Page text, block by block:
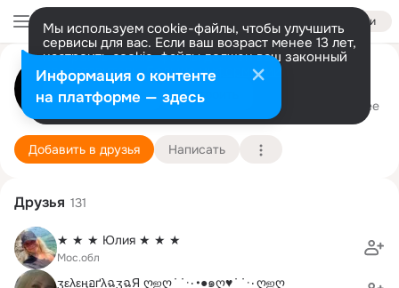
Войти
Мы используем cookie-файлы, чтобы улучшить
сервисы для вас. Если ваш возраст менее 13 лет,
настроить cookie-файлы должен ваш законный
представитель. Больше информации
Разрешить все Настроить
Олег Швеев
Зеленоград 8 марта (47 лет) Подробнее
Добавить в друзья Написать
Друзья 131
★ ★ ★ Юлия ★ ★ ★
Мос.обл
ʒελεңอґλฉʒฉЯ ღஐღ˙˙·٠•●๑ღ♥˙˙·٠ღஐღ
Информация о контенте
на платформе — здесь